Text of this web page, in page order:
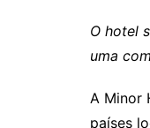
O hotel
uma
A Minor
países